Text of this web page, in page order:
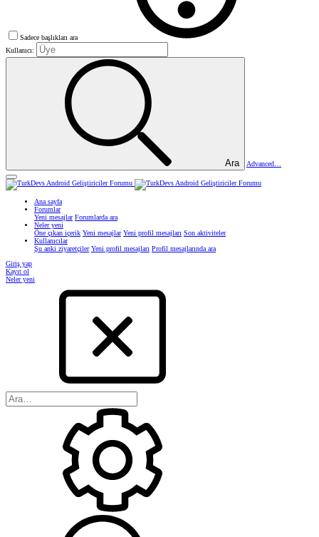
Sadece başlıkları ara
Kullanıcı:
Ara Advanced…
Ana sayfa
Forumlar
Yeni mesajlar Forumlarda ara
Neler yeni
Öne çıkan içerik Yeni mesajlar Yeni profil mesajları Son aktiviteler
Kullanıcılar
Şu anki ziyaretçiler Yeni profil mesajları Profil mesajlarında ara
Giriş yap
Kayıt ol
Neler yeni